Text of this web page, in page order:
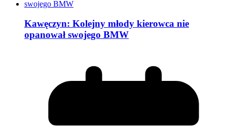
Kawęczyn: Kolejny młody kierowca nie
opanował swojego BMW